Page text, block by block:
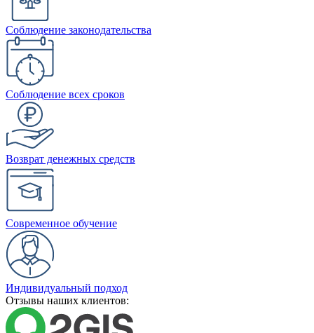
Соблюдение законодательства
Соблюдение всех сроков
Возврат денежных средств
Современное обучение
Индивидуальный подход
Отзывы наших клиентов: